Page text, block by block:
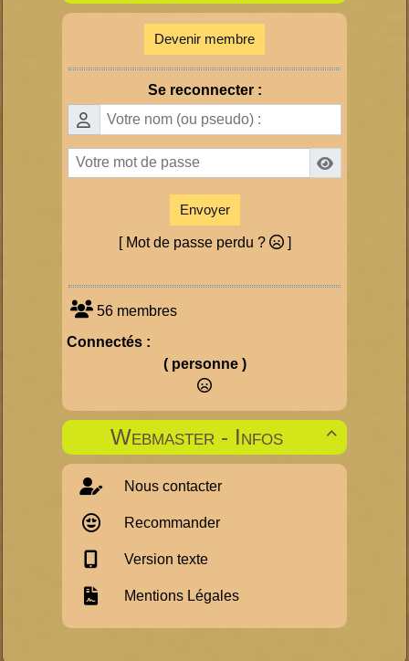
Devenir membre
Se reconnecter :
Envoyer
[ Mot de passe perdu ? ]
56 membres
Connectés :
( personne )

Webmaster - Infos
Nous contacter
Recommander
Version texte
Mentions Légales